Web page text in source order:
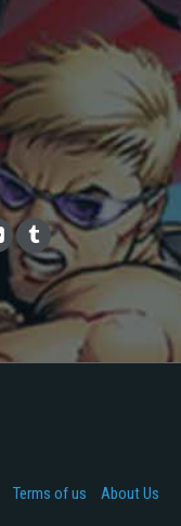
Terms of us About Us